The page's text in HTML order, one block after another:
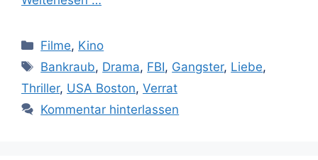
Kategorien
Filme, Kino
Schlagwörter
Bankraub, Drama, FBI, Gangster, Liebe,
Thriller, USA Boston, Verrat
Kommentar hinterlassen